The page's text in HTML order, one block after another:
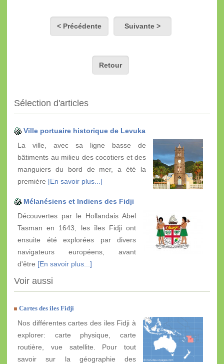
< Précédente Suivante >
Retour
Sélection d'articles
Ville portuaire historique de Levuka
La ville, avec sa ligne basse de
bâtiments au milieu des cocotiers et des
manguiers du bord de mer, a été la
première [En savoir plus...]
Mélanésiens et Indiens des Fidji
Découvertes par le Hollandais Abel
Tasman en 1643, les îles Fidji ont
ensuite été explorées par divers
navigateurs européens, avant
d'être [En savoir plus...]
Voir aussi
Cartes des iles Fidji
Nos différentes cartes des iles Fidji à
explorer: carte physique, carte
routière, vue satellite. Pour tout
savoir sur la géographie des